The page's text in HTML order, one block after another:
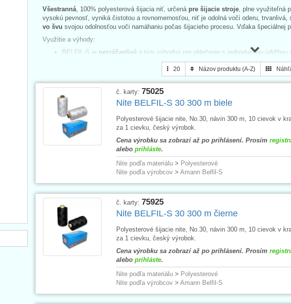
Všestranná , 100% polyesterová šijacia niť, určená pre šijacie stroje , plne využiteľná
vysokú pevnosť, vyniká čistotou a rovnomernosťou, niť je odolná voči oderu,
vo švu svojou odolnosťou voči namáhaniu počas šijacieho procesu. Vďaka špeciálnej
Využitie a výhody:
BELFIL-S je nezrážanlivý a tým výhodný pre oblečenie s jednoduchou údržbou
nite BELFIL-S vyhovuje požiadavkám prispracovaní
univerzálna šijacia niť na šitie všetkých textílií, či už
jemnostič. 30, 50, 80 a 120 dovoľujú vybaviť všetky odevy – počnúc ťažkými
bezchybnými švy
Mnohostranné použitie nite BELFIL-Sdovoľuje zníženie sortimentu nití
, a
šijacích dielňach
BELFIL-S pre svoje kvalitatívne prednosti ponúkaoptimálny pomer cena-
V ponuke máme:
BELFIL-S 30– Silná niť pre zvlášť opticky zvýraznené – okrasné švy na
tovaru, na batohy, lehátka, čalúnený nábytok. Vhodná pre výrobu gombíkových
– Stredne hrubá niť pre silné materiály, na stehy vyžadujúce
Ďalej pre šitie športových potrieb, batohov, tašiek, matracov, čalúneného
BELFIL-S 80– Pevná šijacia niť pre silnejšie konfekčné materiály a pre
pracovného a profesionálneho oblečenia, uniforiem, kožených odevov a
šitie gombíkových dierok.
BELFIL-S 120
– Mnohostranne použiteľná, skutočne univerzálna niť pre celý
aj pre husto dostavané tkaniny, náchylné na riasenie vo švu. Všeobecne
blúzky, spodné prádlo, plavky. Pre konfekciu pletenín, výrobu posteľnej bielizne
závesov. Vhodná aj pre všetky začisťovacie práce.
20 Názov produktu (A-Z)
č. karty: 75025
Nite BELFIL-S 30 300 m biele
Polyesterové šijacie nite, No.30, návin 300 m, 10 cievok v
za 1 cievku, český výrobok.
Cena výrobku sa zobrazí až po prihlásení. Prosím
alebo prihláste.
Nite podľa materiálu> Polyesterové
Nite podľa výrobcov> Amann Belfil-S
č. karty: 75925
Nite BELFIL-S 30 300 m čierne
Polyesterové šijacie nite, No.30, návin 300 m, 10 cievok v
za 1 cievku, český výrobok.
Cena výrobku sa zobrazí až po prihlásení. Prosím
alebo prihláste.
Nite podľa materiálu> Polyesterové
Nite podľa výrobcov> Amann Belfil-S